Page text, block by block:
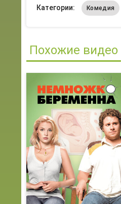
Категории: Комедия
Похожие видео